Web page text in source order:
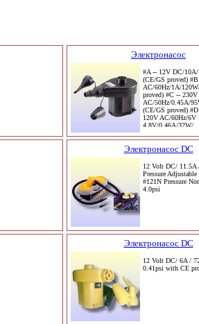
Электронасос
#A -- 12V DC/10A/
(CE/GS proved)
AC/60Hz/1A/
proved) #C -- 230V
AC/50Hz/0.45A/
(CE/GS proved) #D
120V AC/60Hz/6V
4.8V/0.46A/32W/
Электронасос DC
12 Volt DC/ 11.5A
Pressure
#121N Pressure
4.0psi
Электронасос DC
12 Volt DC/ 6A /
0.41psi with CE